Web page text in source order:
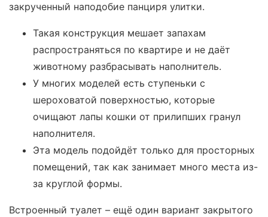
закрученный наподобие панциря улитки.
Такая конструкция мешает запахам
распространяться по квартире и не даёт
животному разбрасывать наполнитель.
У многих моделей есть ступеньки с
шероховатой поверхностью, которые
очищают лапы кошки от прилипших гранул
наполнителя.
Эта модель подойдёт только для просторных
помещений, так как занимает много места из-
за круглой формы.
Встроенный туалет – ещё один вариант закрытого